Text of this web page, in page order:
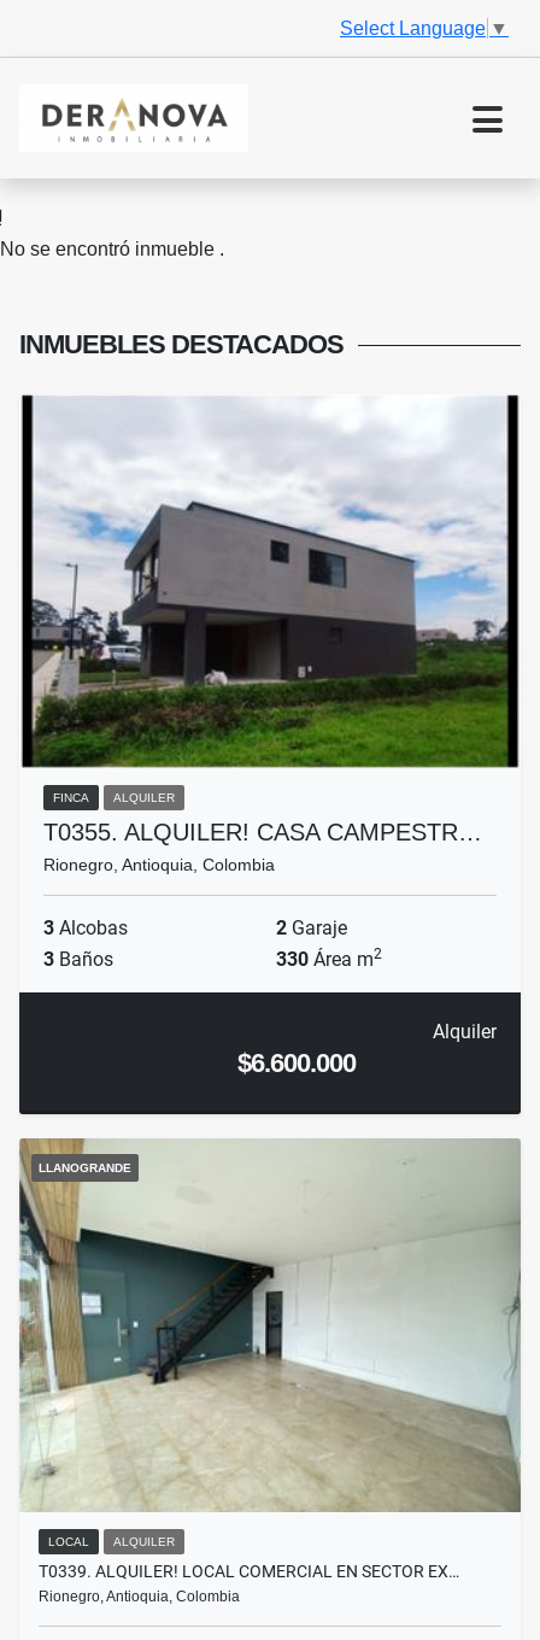
Select Language ▼
No se encontró inmueble .
INMUEBLES DESTACADOS
FINCA ALQUILER
T0355. ALQUILER! CASA CAMPESTR…
Rionegro, Antioquia, Colombia
3 Alcobas 2 Garaje
3 Baños 330 Área m2
Alquiler
$6.600.000
LLANOGRANDE
LOCAL ALQUILER
T0339. ALQUILER! LOCAL COMERCIAL EN SECTOR EX…
Rionegro, Antioquia, Colombia